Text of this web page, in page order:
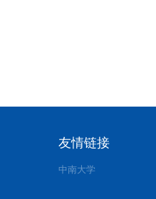
友情链接
中南大学